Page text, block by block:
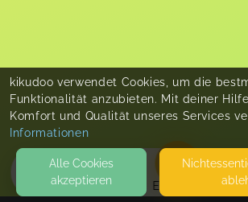
EVENTS
kikudoo verwendet Cookies, um die
Funktionalität anzubieten. Mit deiner
Komfort und Qualität unseres Services
Informationen
Alle Cookies
akzeptieren